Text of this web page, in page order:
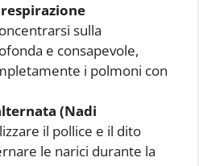
sulla
e consapevole,
i polmoni con
(Nadi
il pollice e il dito
le narici durante la